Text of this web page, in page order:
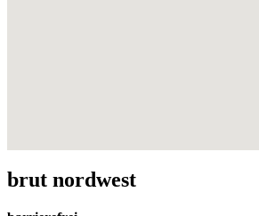
brut nordwest